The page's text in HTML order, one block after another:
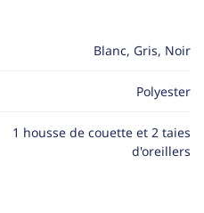
Blanc, Gris, Noir
Polyester
1 housse de couette et 2 taies
d'oreillers